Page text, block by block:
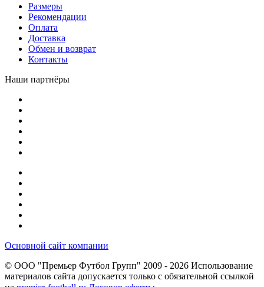
Размеры
Рекомендации
Оплата
Доставка
Обмен и возврат
Контакты
Наши партнёры
Основной сайт компании
© ООО "Премьер Футбол Групп" 2009 - 2026 Использование
материалов сайта допускается только с обязательной ссылкой